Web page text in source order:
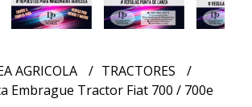
AGRICOLA
TRACTORES
Embrague Tractor Fiat 700 / 700e